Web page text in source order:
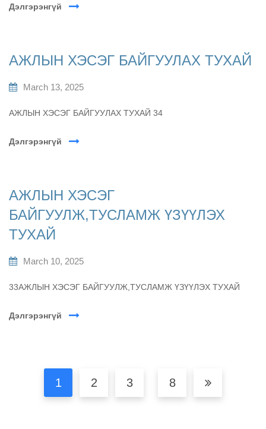
Дэлгэрэнгүй
АЖЛЫН ХЭСЭГ БАЙГУУЛАХ ТУХАЙ
March 13, 2025
АЖЛЫН ХЭСЭГ БАЙГУУЛАХ ТУХАЙ 34
Дэлгэрэнгүй
АЖЛЫН ХЭСЭГ
БАЙГУУЛЖ,ТУСЛАМЖ ҮЗҮҮЛЭХ
ТУХАЙ
March 10, 2025
33АЖЛЫН ХЭСЭГ БАЙГУУЛЖ,ТУСЛАМЖ ҮЗҮҮЛЭХ ТУХАЙ
Дэлгэрэнгүй
1 2 3 8